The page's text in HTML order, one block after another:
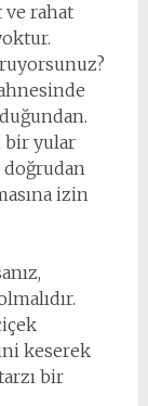
ve rahat
bir yular
doğrudan
izin
keserek
bir